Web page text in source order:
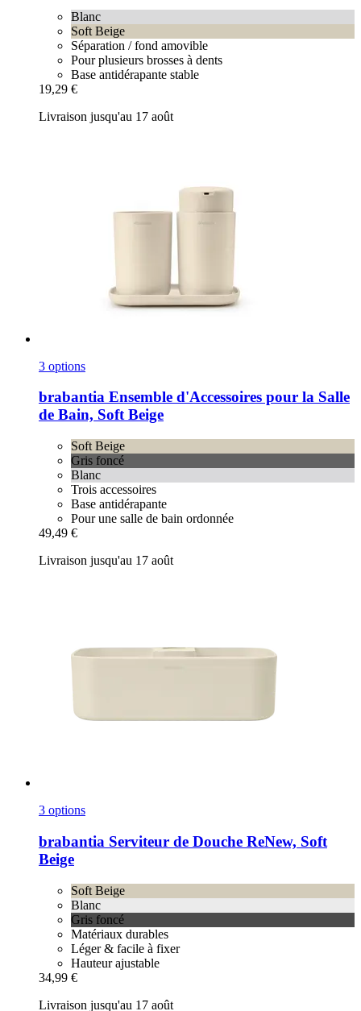
Blanc
Soft Beige
Séparation / fond amovible
Pour plusieurs brosses à dents
Base antidérapante stable
19,29 €
Livraison jusqu'au 17 août
3 options
brabantia Ensemble d'Accessoires pour la Salle
de Bain, Soft Beige
Soft Beige
Gris foncé
Blanc
Trois accessoires
Base antidérapante
Pour une salle de bain ordonnée
49,49 €
Livraison jusqu'au 17 août
3 options
brabantia Serviteur de Douche ReNew, Soft
Beige
Soft Beige
Blanc
Gris foncé
Matériaux durables
Léger & facile à fixer
Hauteur ajustable
34,99 €
Livraison jusqu'au 17 août